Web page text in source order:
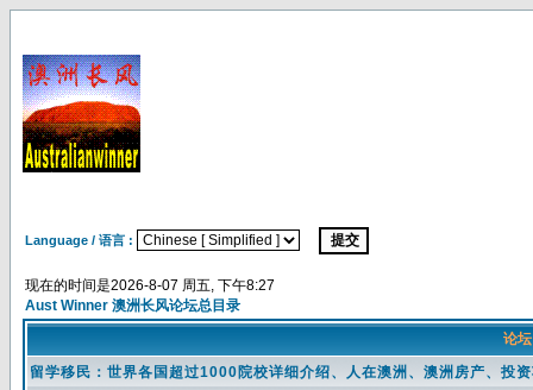
Language / 语言 :
现在的时间是2026-8-07 周五, 下午8:27
Aust Winner 澳洲长风论坛总目录
论
留学移民：世界各国超过1000院校详细介绍、人在澳洲、澳洲房产、